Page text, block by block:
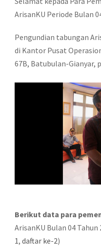
ArisanKU Periode Bulan
Pengundian tabungan
di Kantor Pusat
67B, Batubulan-Gianyar,
Berikut data para
ArisanKU Bulan 04
1, daftar ke-2)